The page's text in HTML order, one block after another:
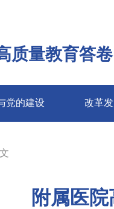
质量教育答卷
党的建设 改革
附属医